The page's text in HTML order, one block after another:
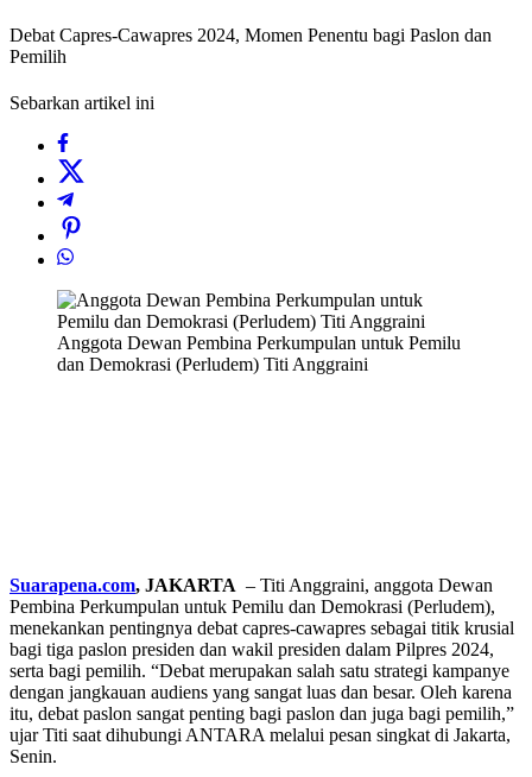
Debat Capres-Cawapres 2024, Momen Penentu bagi Paslon dan
Pemilih
Sebarkan artikel ini
Anggota Dewan Pembina Perkumpulan untuk Pemilu
dan Demokrasi (Perludem) Titi Anggraini
Suarapena.com, JAKARTA – Titi Anggraini, anggota Dewan
Pembina Perkumpulan untuk Pemilu dan Demokrasi (Perludem),
menekankan pentingnya debat capres-cawapres sebagai titik krusial
bagi tiga paslon presiden dan wakil presiden dalam Pilpres 2024,
serta bagi pemilih. “Debat merupakan salah satu strategi kampanye
dengan jangkauan audiens yang sangat luas dan besar. Oleh karena
itu, debat paslon sangat penting bagi paslon dan juga bagi pemilih,”
ujar Titi saat dihubungi ANTARA melalui pesan singkat di Jakarta,
Senin.